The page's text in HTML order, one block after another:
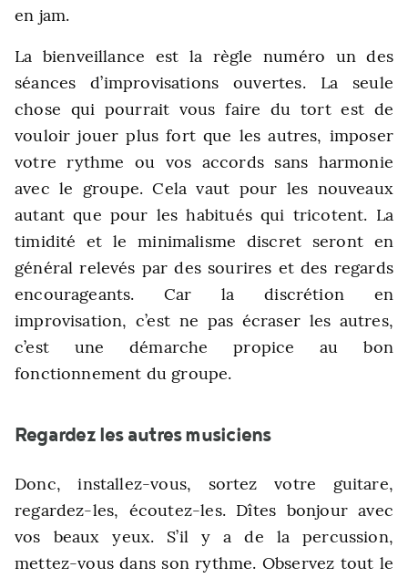
en jam.
La bienveillance est la règle numéro un des
séances d’improvisations ouvertes. La seule
chose qui pourrait vous faire du tort est de
vouloir jouer plus fort que les autres, imposer
votre rythme ou vos accords sans harmonie
avec le groupe. Cela vaut pour les nouveaux
autant que pour les habitués qui tricotent. La
timidité et le minimalisme discret seront en
général relevés par des sourires et des regards
encourageants. Car la discrétion en
improvisation, c’est ne pas écraser les autres,
c’est une démarche propice au bon
fonctionnement du groupe.
Regardez les autres musiciens
Donc, installez-vous, sortez votre guitare,
regardez-les, écoutez-les. Dîtes bonjour avec
vos beaux yeux. S’il y a de la percussion,
mettez-vous dans son rythme. Observez tout le